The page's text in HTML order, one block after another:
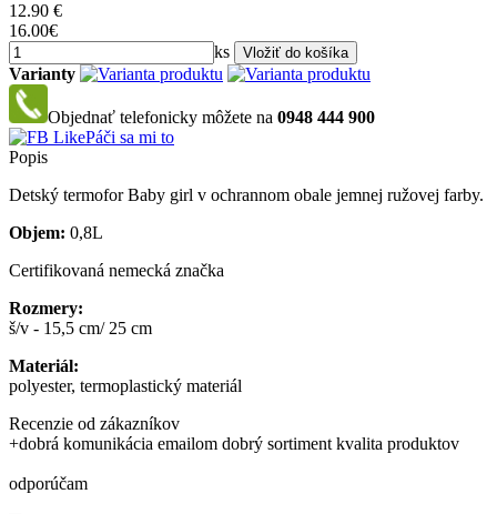
12.90 €
16.00€
ks
Varianty
Objednať telefonicky môžete na 0948 444 900
Páči sa mi to
Popis
Detský termofor Baby girl v ochrannom obale jemnej ružovej farby.
Objem: 0,8L
Certifikovaná nemecká značka
Rozmery:
š/v - 15,5 cm/ 25 cm
Materiál:
polyester, termoplastický materiál
Recenzie od zákazníkov
+dobrá komunikácia emailom dobrý sortiment kvalita produktov
odporúčam